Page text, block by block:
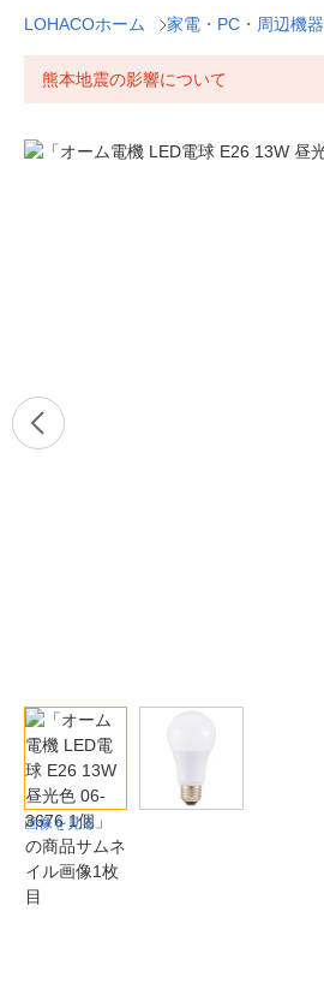
LOHACOホーム 家電・PC・周辺機器
熊本地震の影響について
画像を見る